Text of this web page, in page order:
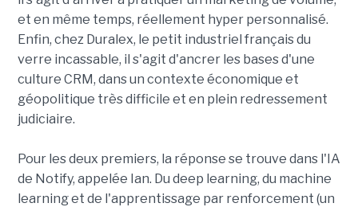
et en même temps, réellement hyper personnalisé.
Enfin, chez Duralex, le petit industriel français du
verre incassable, il s'agit d'ancrer les bases d'une
culture CRM, dans un contexte économique et
géopolitique très difficile et en plein redressement
judiciaire.
Pour les deux premiers, la réponse se trouve dans l'IA
de Notify, appelée Ian. Du deep learning, du machine
learning et de l'apprentissage par renforcement (un